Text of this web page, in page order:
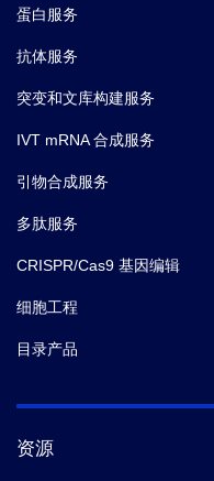
蛋白服务
抗体服务
突变和文库构建服务
IVT mRNA 合成服务
引物合成服务
多肽服务
CRISPR/Cas9 基因编辑
细胞工程
目录产品
资源